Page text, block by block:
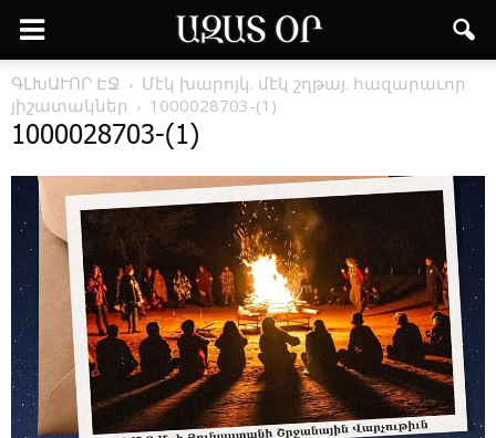
ԳԼԽԱՒՈՐ ԷՋ
Մէկ խարոյկ. մէկ շղթայ. հազարաւոր
յիշատակներ
1000028703-(1)
1000028703-(1)